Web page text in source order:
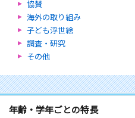
協賛
海外の取り組み
子ども浮世絵
調査・研究
その他
年齢・学年ごとの特長